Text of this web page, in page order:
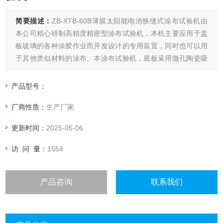
简要描述： ZB-XTB-60B薄膜太阳能电池狭缝式涂布试验机由
本公司精心研制高精度精密型涂布试验机，本机主要应用于盖
板玻璃的各种涂胶作业而开发设计的专用装置，同时也可以用
于其他类似材料的涂布。本涂布试验机，底板采用微孔陶瓷吸
缝宽度调节，以及狭缝头与底板间隙三个因数控制湿膜厚度，
度与均匀性。
产品型号：
厂商性质：生产厂家
更新时间： 2025-05-06
访 问 量： 1554
产品咨询 联系我们